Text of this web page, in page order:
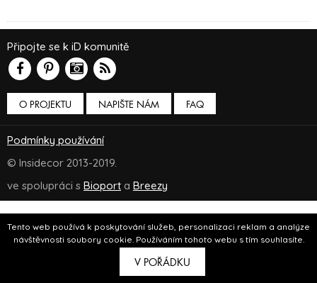
Tento web používá k poskytování služeb, personalizaci reklam a analýze
návštěvnosti soubory cookie. Používáním tohoto webu s tím souhlasíte.
V POŘÁDKU
O PROJEKTU NAPIŠTE NÁM
Připojte se k iD komunitě
FAQ
Podmínky používání
© Insidecor 2013-2019.
ve spolupráci s Bioport a Breezy